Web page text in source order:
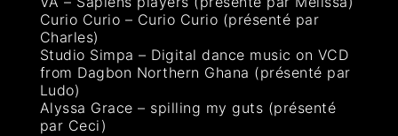
Curio Curio – Curio Curio (présenté par
Charles)
Studio Simpa – Digital dance music on VCD
from Dagbon Northern Ghana (présenté par
Ludo)
Alyssa Grace – spilling my guts (présenté
par Ceci)